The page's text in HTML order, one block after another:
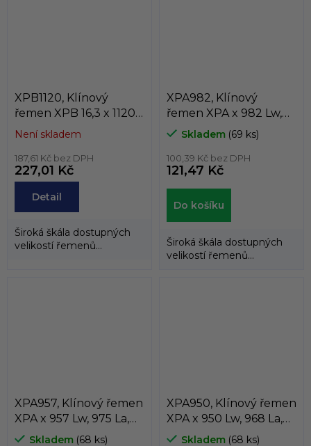
XPB1120, Klínový
řemen XPB 16,3 x 1120
Lw, 1142 La, Dunlop
Není skladem
187,61 Kč bez DPH
227,01 Kč
Detail
Široká škála dostupných
velikostí řemenů
XPA982, Klínový
řemen XPA x 982 Lw,
1000 La, Dunlop White
Skladem (69 ks)
100,39 Kč bez DPH
121,47 Kč
Do košíku
Široká škála dostupných
velikostí řemenů
XPA957, Klínový řemen
XPA x 957 Lw, 975 La,
Dunlop White Flash
Skladem (68 ks)
XPA950, Klínový řemen
XPA x 950 Lw, 968 La,
Dunlop White Flash
Skladem (68 ks)